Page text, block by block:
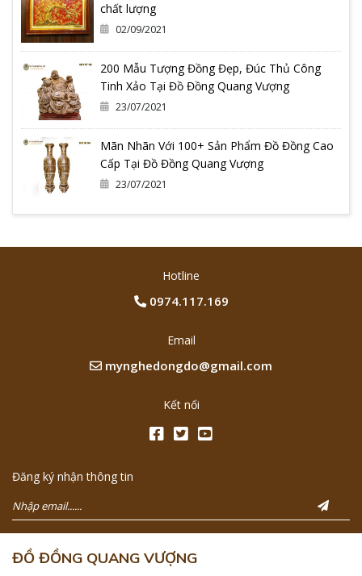
chất lượng
02/09/2021
200 Mẫu Tượng Đồng Đẹp, Đúc Thủ Công
Tinh Xảo Tại Đồ Đồng Quang Vượng
23/07/2021
Mãn Nhãn Với 100+ Sản Phẩm Đồ Đồng Cao
Cấp Tại Đồ Đồng Quang Vượng
23/07/2021
Hotline
0974.117.169
Email
mynghedongdo@gmail.com
Kết nối
Đăng ký nhận thông tin
ĐỒ ĐỒNG QUANG VƯỢNG